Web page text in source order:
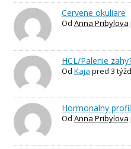
Cervene okuliare
Od Anna Pribylova
HCL/Palenie
Od Kaja pred 3
Hormonalny profil
Od Anna Pribylova